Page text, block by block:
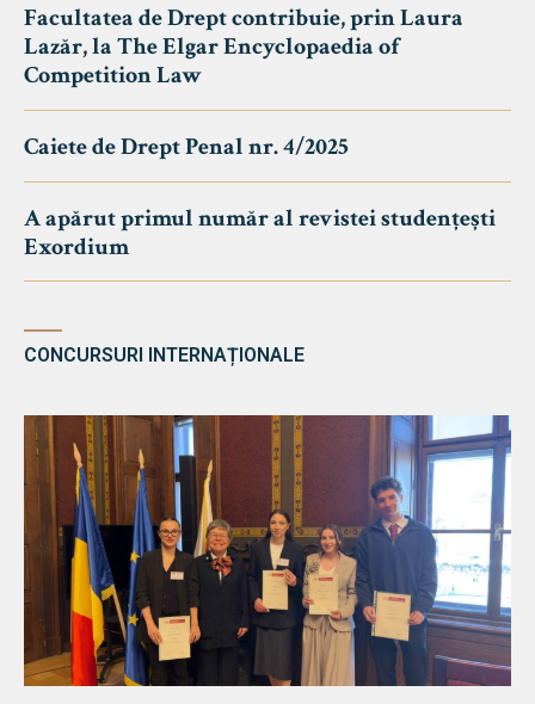
Facultatea de Drept contribuie, prin Laura
Lazăr, la The Elgar Encyclopaedia of
Competition Law
Caiete de Drept Penal nr. 4/2025
A apărut primul număr al revistei studențești
Exordium
CONCURSURI INTERNAȚIONALE